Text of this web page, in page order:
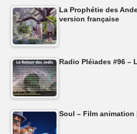
La Prophétie des
version française
Radio Pléiades #96 –
Soul – Film animation